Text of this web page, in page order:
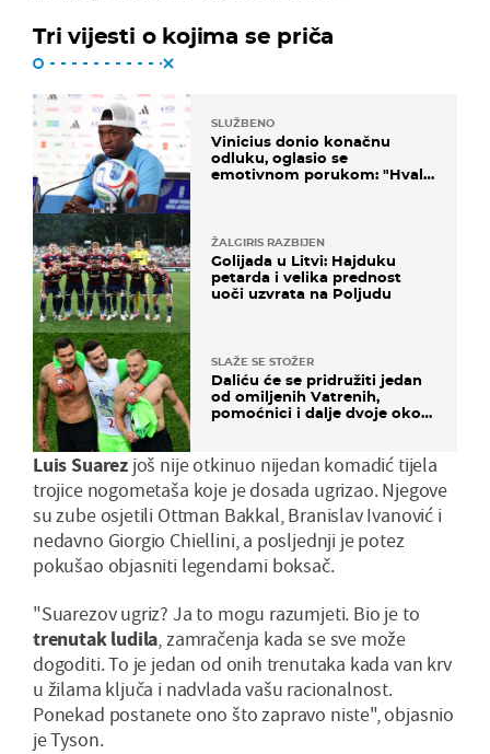
Tri vijesti o kojima se priča
SLUŽBENO
Vinicius donio konačnu
odluku, oglasio se
emotivnom porukom: "Hvala
ŽALGIRIS RAZBIJEN
Golijada u Litvi: Hajduku
petarda i velika prednost
uoči uzvrata na Poljudu
SLAŽE SE STOŽER
Daliću će se pridružiti jedan
od omiljenih Vatrenih,
pomoćnici i dalje dvoje oko
Luis Suarez još nije otkinuo nijedan komadić tijela
trojice nogometaša koje je dosada ugrizao. Njegove
su zube osjetili Ottman Bakkal, Branislav Ivanović i
nedavno Giorgio Chiellini, a posljednji je potez
pokušao objasniti legendarni boksač.
"Suarezov ugriz? Ja to mogu razumjeti. Bio je to
trenutak ludila, zamračenja kada se sve može
dogoditi. To je jedan od onih trenutaka kada van krv
u žilama ključa i nadvlada vašu racionalnost.
Ponekad postanete ono što zapravo niste", objasnio
je Tyson.